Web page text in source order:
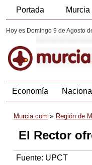
Portada Murcia
Hoy es Domingo 9 de Agosto
Economía Nacional
Murcia.com Región de
El Rector
Fuente: UPCT